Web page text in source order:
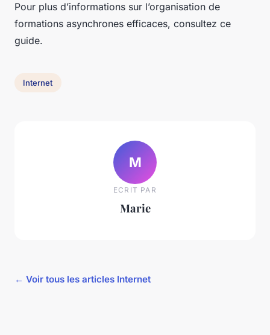
Pour plus d’informations sur l’organisation de
formations asynchrones efficaces, consultez ce
guide.
Internet
M
ECRIT PAR
Marie
← Voir tous les articles Internet